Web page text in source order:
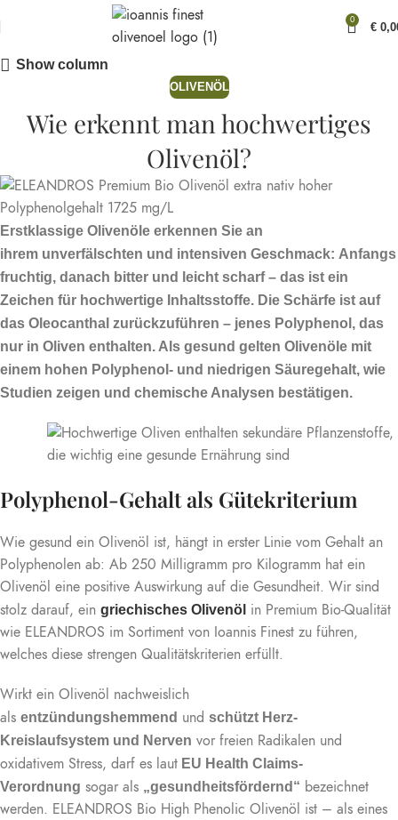
0
€
Show column
OLIVENÖL
Wie erkennt man hochwertiges
Olivenöl?
Erstklassige Olivenöle erkennen Sie an
ihrem unverfälschten und intensiven Geschmack: Anfangs
fruchtig, danach bitter und leicht scharf – das ist ein
Zeichen für hochwertige Inhaltsstoffe. Die Schärfe ist auf
das Oleocanthal zurückzuführen – jenes Polyphenol, das
nur in Oliven enthalten. Als gesund gelten Olivenöle mit
einem hohen Polyphenol- und niedrigen Säuregehalt, wie
Studien zeigen und chemische Analysen bestätigen.
Polyphenol-Gehalt als Gütekriterium
Wie gesund ein Olivenöl ist, hängt in erster Linie vom Gehalt an
Polyphenolen ab: Ab 250 Milligramm pro Kilogramm hat ein
Olivenöl eine positive Auswirkung auf die Gesundheit. Wir sind
stolz darauf, ein griechisches Olivenöl in Premium Bio-Qualität
wie ELEANDROS im Sortiment von Ioannis Finest zu führen,
welches diese strengen Qualitätskriterien erfüllt.
Wirkt ein Olivenöl nachweislich
als entzündungshemmend und schützt Herz-
Kreislaufsystem und Nerven vor freien Radikalen und
oxidativem Stress, darf es laut EU Health Claims-
Verordnung sogar als „gesundheitsfördernd“ bezeichnet
werden. ELEANDROS Bio High Phenolic Olivenöl ist – als eines